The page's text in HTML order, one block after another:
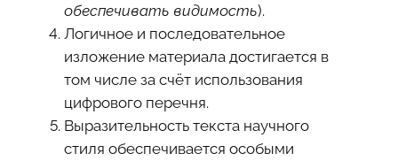
обеспечивать видимость).
Логичное и последовательное
изложение материала достигается в
том числе за счёт использования
цифрового перечня.
Выразительность текста научного
стиля обеспечивается особыми